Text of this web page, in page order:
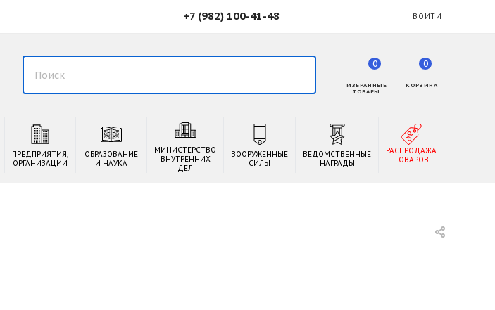
+7 (982) 100-41-48 ВОЙТИ
ИЗБРАННЫЕ
ТОВАРЫ
0
КОРЗИНА
0
ПРЕДПРИЯТИЯ,
ОРГАНИЗАЦИИ
ОБРАЗОВАНИЕ
И НАУКА
МИНИСТЕРСТВО
ВНУТРЕННИХ
ДЕЛ
ВООРУЖЕННЫЕ
СИЛЫ
ВЕДОМСТВЕННЫЕ
НАГРАДЫ
РАСПРОДАЖА
ТОВАРОВ